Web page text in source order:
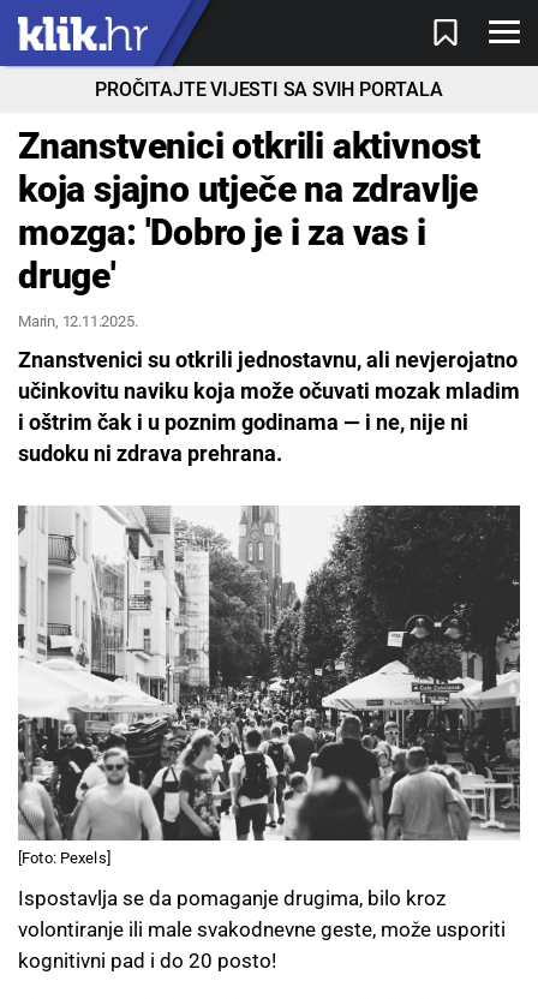
PROČITAJTE VIJESTI SA SVIH PORTALA
Znanstvenici otkrili aktivnost
koja sjajno utječe na zdravlje
mozga: 'Dobro je i za vas i
druge'
Marin, 12.11.2025.
Znanstvenici su otkrili jednostavnu, ali nevjerojatno
učinkovitu naviku koja može očuvati mozak mladim
i oštrim čak i u poznim godinama — i ne, nije ni
sudoku ni zdrava prehrana.
[Foto: Pexels]
Ispostavlja se da pomaganje drugima, bilo kroz
volontiranje ili male svakodnevne geste, može usporiti
kognitivni pad i do 20 posto!